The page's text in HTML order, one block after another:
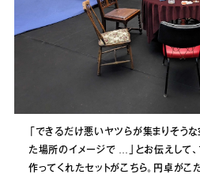
「できるだけ悪いヤツらが集まりそう
た場所のイメージで …」とお伝えして、
作ってくれたセットがこちら。円卓がこ